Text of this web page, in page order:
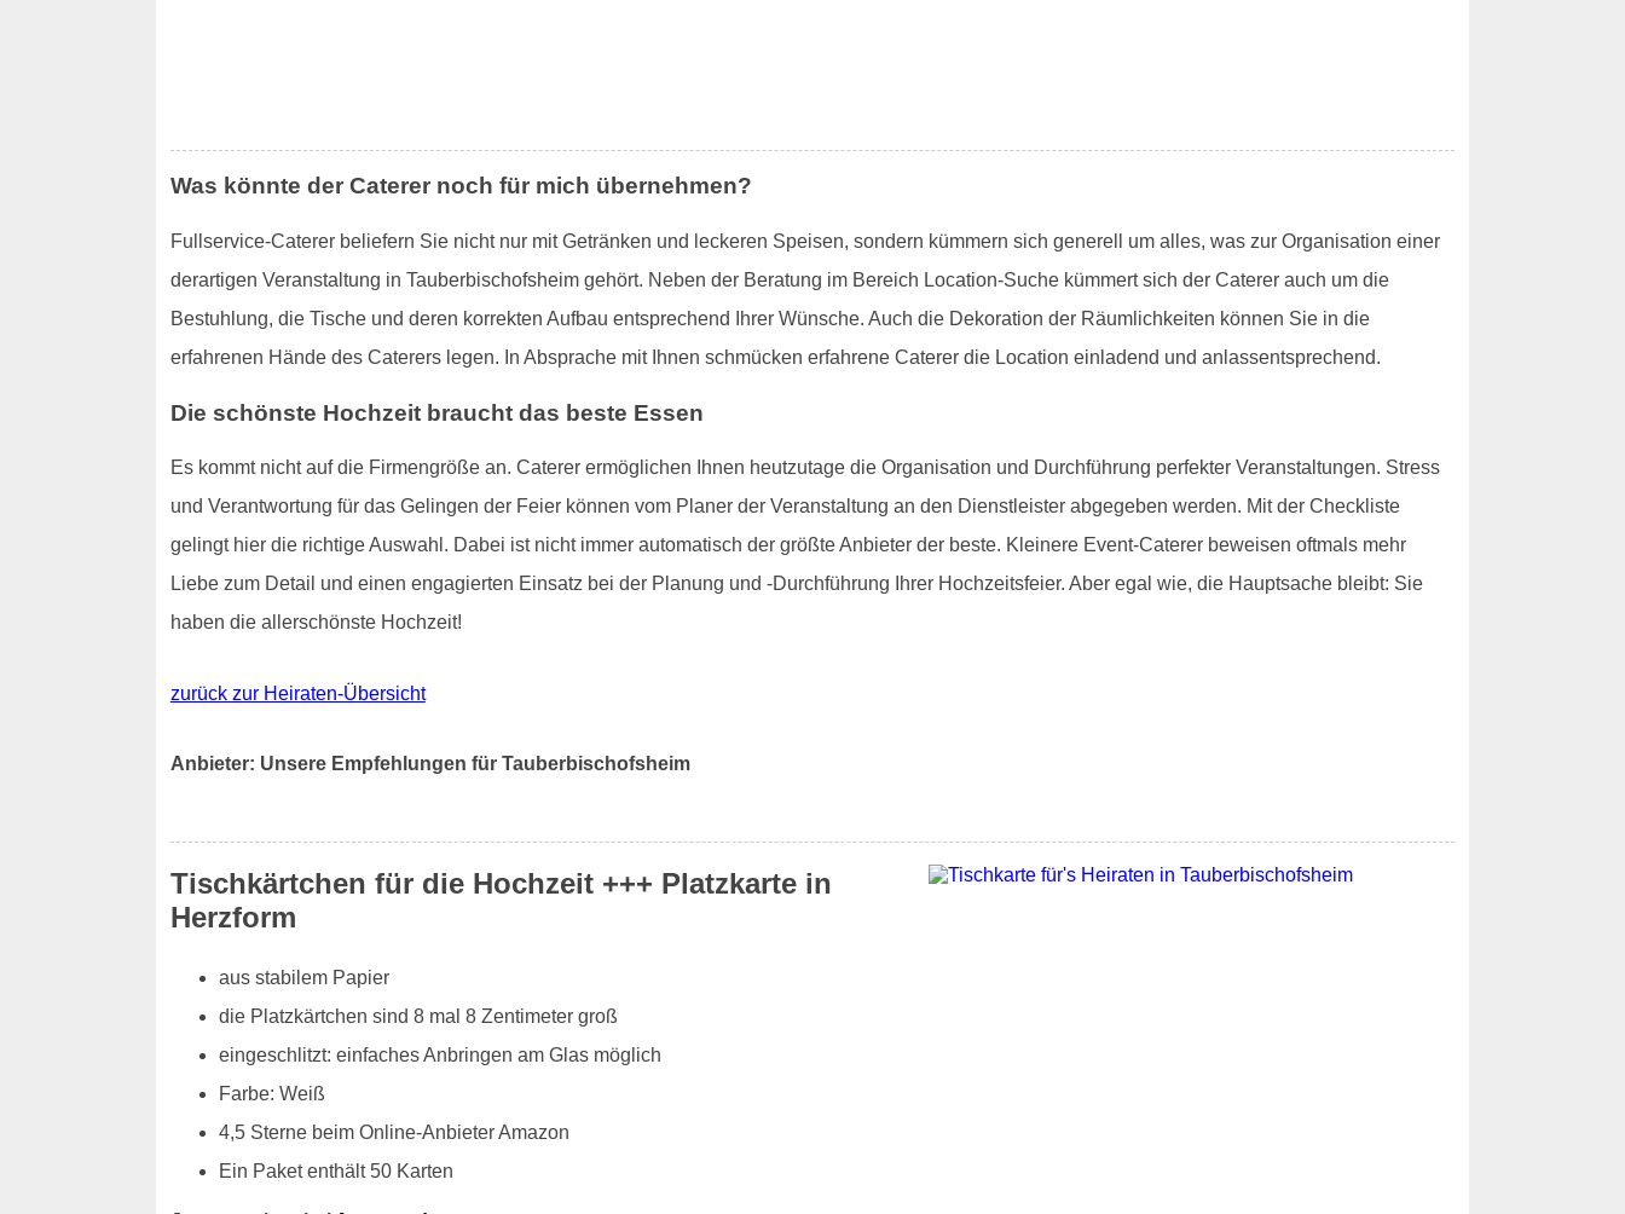
Was könnte der Caterer noch für mich übernehmen?
Fullservice-Caterer beliefern Sie nicht nur mit Getränken und leckeren Speisen, sondern kümmern sich generell um alles, was zur Organisation einer
derartigen Veranstaltung in Tauberbischofsheim gehört. Neben der Beratung im Bereich Location-Suche kümmert sich der Caterer auch um die
Bestuhlung, die Tische und deren korrekten Aufbau entsprechend Ihrer Wünsche. Auch die Dekoration der Räumlichkeiten können Sie in die
erfahrenen Hände des Caterers legen. In Absprache mit Ihnen schmücken erfahrene Caterer die Location einladend und anlassentsprechend.
Die schönste Hochzeit braucht das beste Essen
Es kommt nicht auf die Firmengröße an. Caterer ermöglichen Ihnen heutzutage die Organisation und Durchführung perfekter Veranstaltungen. Stress
und Verantwortung für das Gelingen der Feier können vom Planer der Veranstaltung an den Dienstleister abgegeben werden. Mit der Checkliste
gelingt hier die richtige Auswahl. Dabei ist nicht immer automatisch der größte Anbieter der beste. Kleinere Event-Caterer beweisen oftmals mehr
Liebe zum Detail und einen engagierten Einsatz bei der Planung und -Durchführung Ihrer Hochzeitsfeier. Aber egal wie, die Hauptsache bleibt: Sie
haben die allerschönste Hochzeit!
zurück zur Heiraten-Übersicht
Anbieter: Unsere Empfehlungen für Tauberbischofsheim
Tischkärtchen für die Hochzeit +++ Platzkarte in
Herzform
aus stabilem Papier
die Platzkärtchen sind 8 mal 8 Zentimeter groß
eingeschlitzt: einfaches Anbringen am Glas möglich
Farbe: Weiß
4,5 Sterne beim Online-Anbieter Amazon
Ein Paket enthält 50 Karten